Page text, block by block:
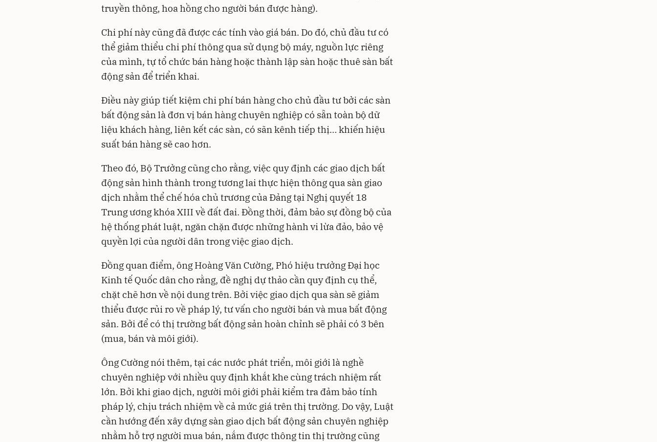
truyền thông, hoa hồng cho người bán được hàng).
Chi phí này cũng đã được các tính vào giá bán. Do đó, chủ đầu tư có
thể giảm thiểu chi phí thông qua sử dụng bộ máy, nguồn lực riêng
của mình, tự tổ chức bán hàng hoặc thành lập sàn hoặc thuê sàn bất
động sản để triển khai.
Điều này giúp tiết kiệm chi phí bán hàng cho chủ đầu tư bởi các sàn
bất động sản là đơn vị bán hàng chuyên nghiệp có sẵn toàn bộ dữ
liệu khách hàng, liên kết các sàn, có sãn kênh tiếp thị… khiến hiệu
suất bán hàng sẽ cao hơn.
Theo đó, Bộ Trưởng cũng cho rằng, việc quy định các giao dịch bất
động sản hình thành trong tương lai thực hiện thông qua sàn giao
dịch nhằm thể chế hóa chủ trương của Đảng tại Nghị quyết 18
Trung ương khóa XIII về đất đai. Đồng thời, đảm bảo sự đồng bộ của
hệ thống phát luật, ngăn chặn được những hành vi lừa đảo, bảo vệ
quyền lợi của người dân trong việc giao dịch.
Đồng quan điểm, ông Hoàng Văn Cường, Phó hiệu trưởng Đại học
Kinh tế Quốc dân cho rằng, đề nghị dự thảo cần quy định cụ thể,
chặt chẽ hơn về nội dung trên. Bởi việc giao dịch qua sàn sẽ giảm
thiểu được rủi ro về pháp lý, tư vấn cho người bán và mua bất động
sản. Bởi để có thị trường bất động sản hoàn chỉnh sẽ phải có 3 bên
(mua, bán và môi giới).
Ông Cường nói thêm, tại các nước phát triển, môi giới là nghề
chuyên nghiệp với nhiều quy định khắt khe cùng trách nhiệm rất
lớn. Bởi khi giao dịch, người môi giới phải kiểm tra đảm bảo tính
pháp lý, chịu trách nhiệm về cả mức giá trên thị trường. Do vậy, Luật
cần hướng đến xây dựng sàn giao dịch bất động sản chuyên nghiệp
nhằm hỗ trợ người mua bán, nắm được thông tin thị trường cũng